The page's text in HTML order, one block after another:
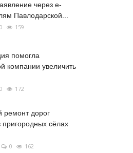
через e-
Павлодарской...
0 159
помогла
компании увеличить
0 172
дорог
сёлах
0 162